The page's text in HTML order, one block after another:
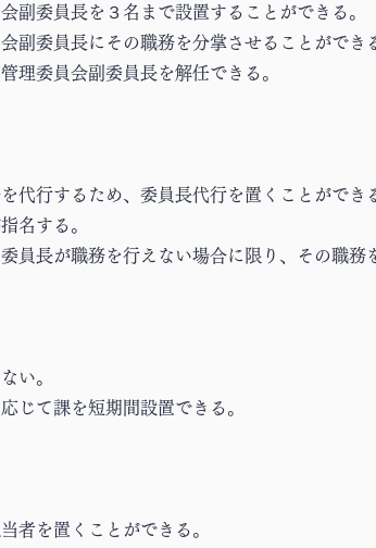
副委員長を３名まで設置することができる。
副委員長にその職務を分掌させることができ
理委員会副委員長を解任できる。
代行するため、委員長代行を置くことができ
名する。
員長が職務を行えない場合に限り、その職務
い。
じて課を短期間設置できる。
者を置くことができる。